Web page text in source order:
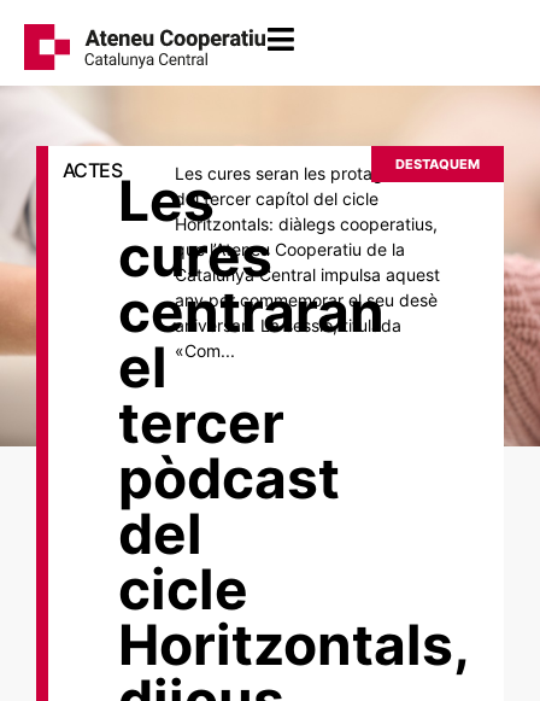
ACTESLes
cures
centraran
el
tercer
pòdcast
del
cicle
Horitzontals,
Les cures seran les protagonistes
del tercer capítol del cicle
Horitzontals: diàlegs cooperatius,
que l’Ateneu Cooperatiu de la
Catalunya Central impulsa aquest
any per commemorar el seu desè
aniversari. La sessió, titulada
«Com...
DESTAQUEM